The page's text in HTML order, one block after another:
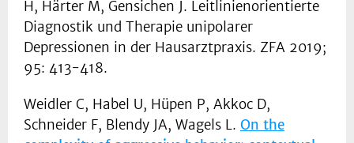
H, Härter M, Gensichen J. Leitlinienorientierte
Diagnostik und Therapie unipolarer
Depressionen in der Hausarztpraxis. ZFA 2019;
95: 413-418.
Weidler C, Habel U, Hüpen P, Akkoc D,
Schneider F, Blendy JA, Wagels L. On the